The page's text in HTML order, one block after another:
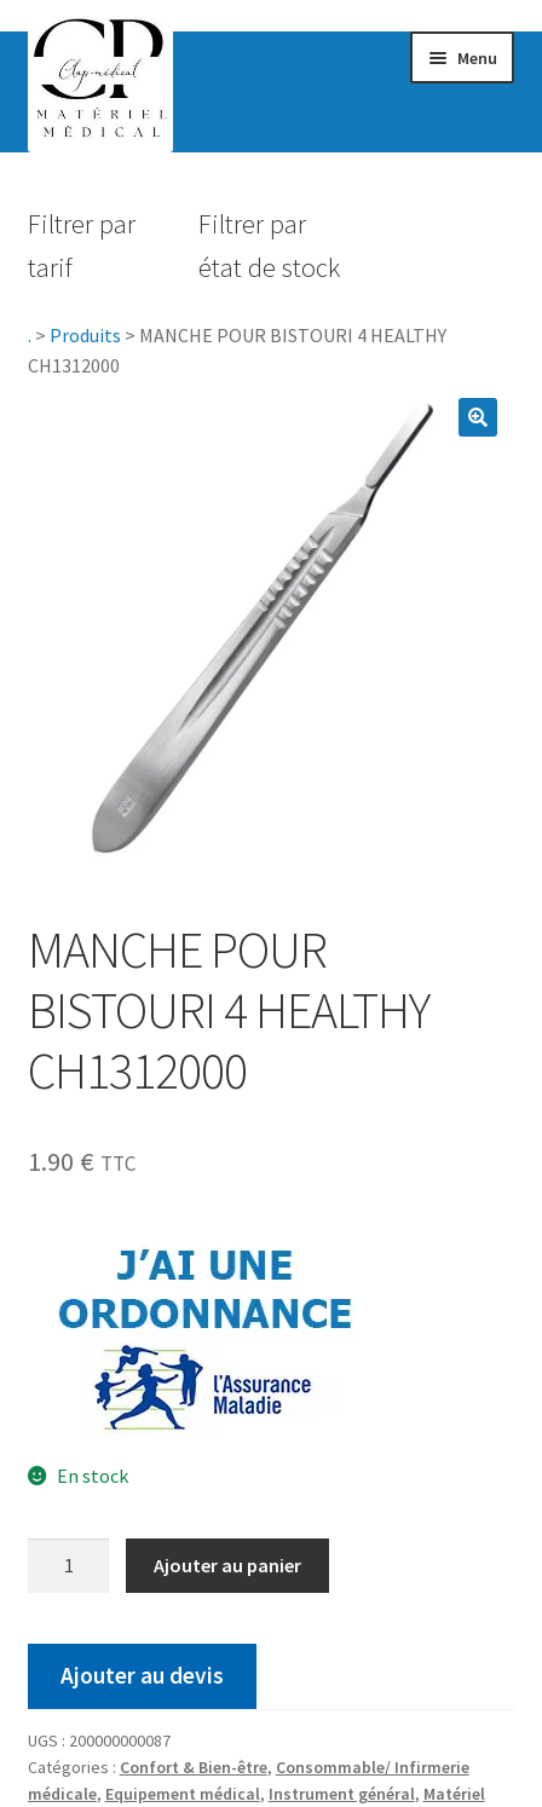
Menu
Hygiène
Filtrer par
tarif
Filtrer par
état de stock
. > Produits > MANCHE POUR BISTOURI 4 HEALTHY
CH1312000
MANCHE POUR
BISTOURI 4 HEALTHY
CH1312000
1.90 € TTC
En stock
Ajouter au panier
Ajouter au devis
UGS : 200000000087
Catégories : Confort & Bien-être, Consommable/ Infirmerie
médicale, Equipement médical, Instrument général, Matériel